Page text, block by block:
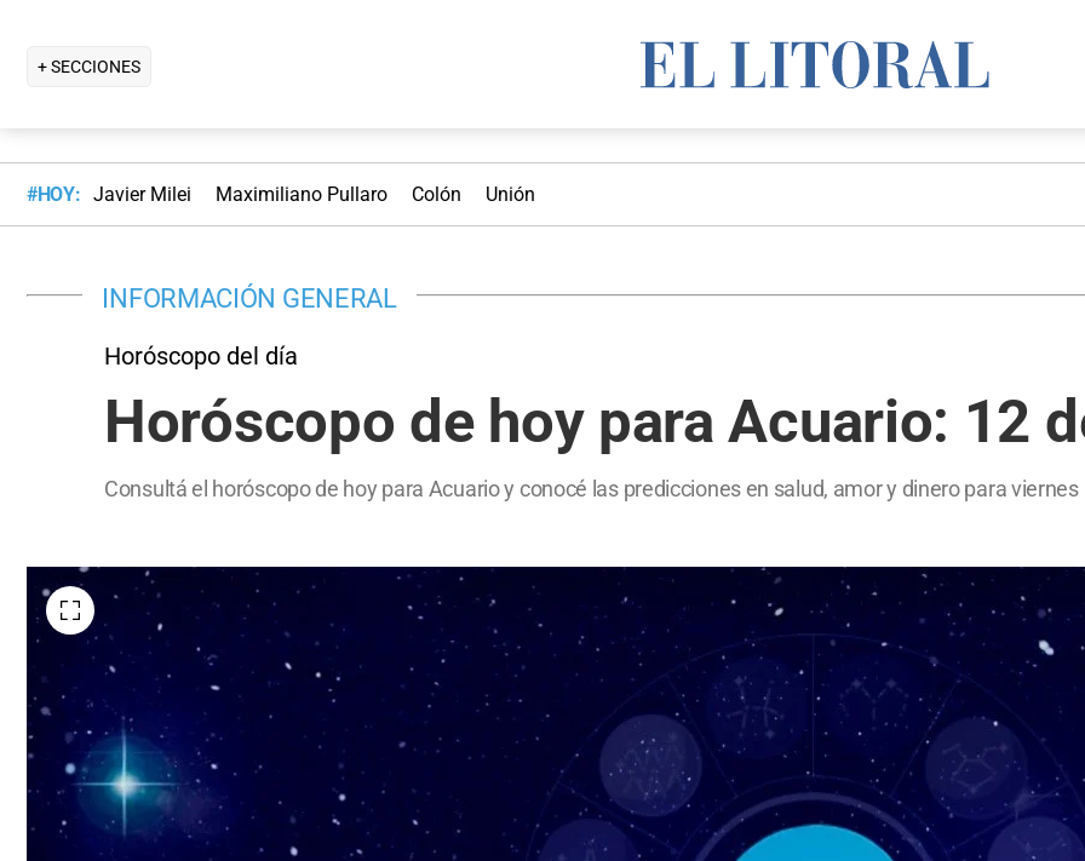
+ SECCIONES
#HOY: Javier Milei Maximiliano Pullaro Colón Unión
INFORMACIÓN GENERAL
Horóscopo del día
Horóscopo de hoy para Acuario: 12
Consultá el horóscopo de hoy para Acuario y conocé las predicciones en salud, amor y dinero para